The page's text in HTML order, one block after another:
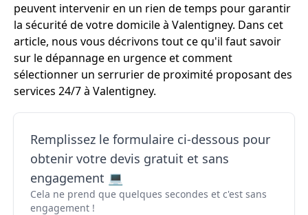
peuvent intervenir en un rien de temps pour garantir
la sécurité de votre domicile à Valentigney. Dans cet
article, nous vous décrivons tout ce qu'il faut savoir
sur le dépannage en urgence et comment
sélectionner un serrurier de proximité proposant des
services 24/7 à Valentigney.
Remplissez le formulaire ci-dessous pour
obtenir votre devis gratuit et sans
engagement 💻
Cela ne prend que quelques secondes et c'est sans
engagement !